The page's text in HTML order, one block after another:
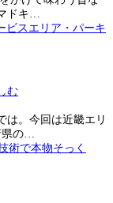
ドキ…
む
は。今回は近畿エリ
県の…